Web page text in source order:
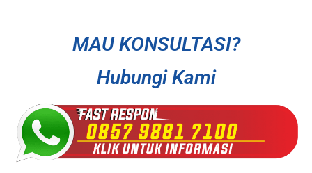
MAU KONSULTASI?
Hubungi Kami